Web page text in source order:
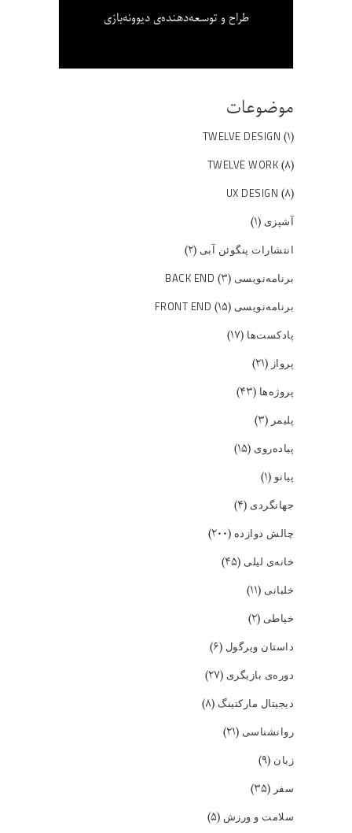
طراح و توسعه‌دهنده‌ی دیوونه‌بازی
موضوعات
TWELVE DESIGN (۱)
TWELVE WORK (۸)
UX DESIGN (۸)
آشپزی (۱)
انتشارات پنگوئن آبی (۲)
برنامه‌نویسی BACK END (۳)
برنامه‌نویسی FRONT END (۱۵)
پادکست‌ها (۱۷)
پرواز (۲۱)
پروژه‌ها (۴۳)
پلیمر (۳)
پیاده‌روی (۱۵)
پیانو(۱)
جهانگردی (۴)
چالش دوازده (۲۰۰)
خانه‌ی لیلی (۴۵)
خلبانی (۱۱)
خیاطی (۲)
داستان ویرگول (۶)
دوره‌ی بازیگری (۲۷)
دیجیتال مارکتینگ (۸)
روانشناسی (۲۱)
زبان (۹)
سفر (۳۵)
سلامت و ورزش (۵)